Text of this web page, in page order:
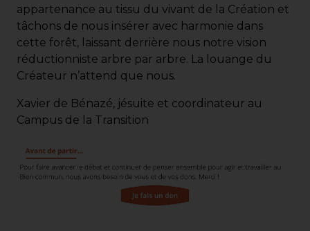
appartenance au tissu du vivant de la Création et
tâchons de nous insérer avec harmonie dans
cette forêt, laissant derrière nous notre vision
réductionniste arbre par arbre. La louange du
Créateur n’attend que nous.
Xavier de Bénazé, jésuite et coordinateur au
Campus de la Transition